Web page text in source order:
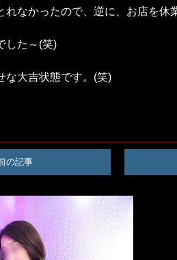
れなかったので、逆に、お店を休
した～(笑)
な大吉状態です。(笑)
の記事